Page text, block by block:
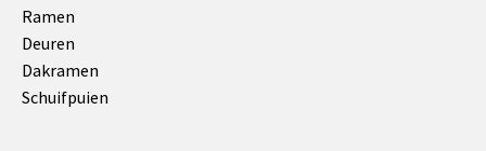
Ramen
Deuren
Dakramen
Schuifpuien